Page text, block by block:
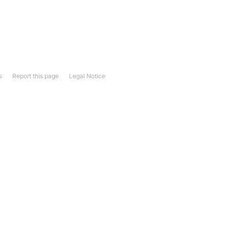
Legal Notice
Report this page